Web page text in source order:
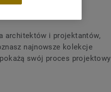
architektów i projektantów,
najnowsze kolekcje
swój proces projektowy